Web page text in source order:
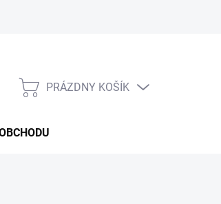
NÁKUPNÝ
PRÁZDNY KOŠÍK